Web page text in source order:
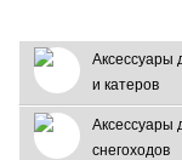
Аксессуары
и катеров
Аксессуары
снегоходов